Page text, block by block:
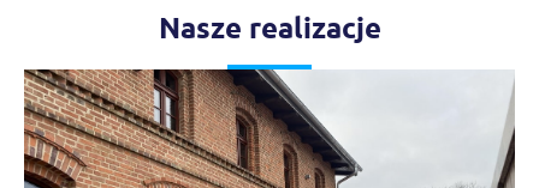
Nasze realizacje